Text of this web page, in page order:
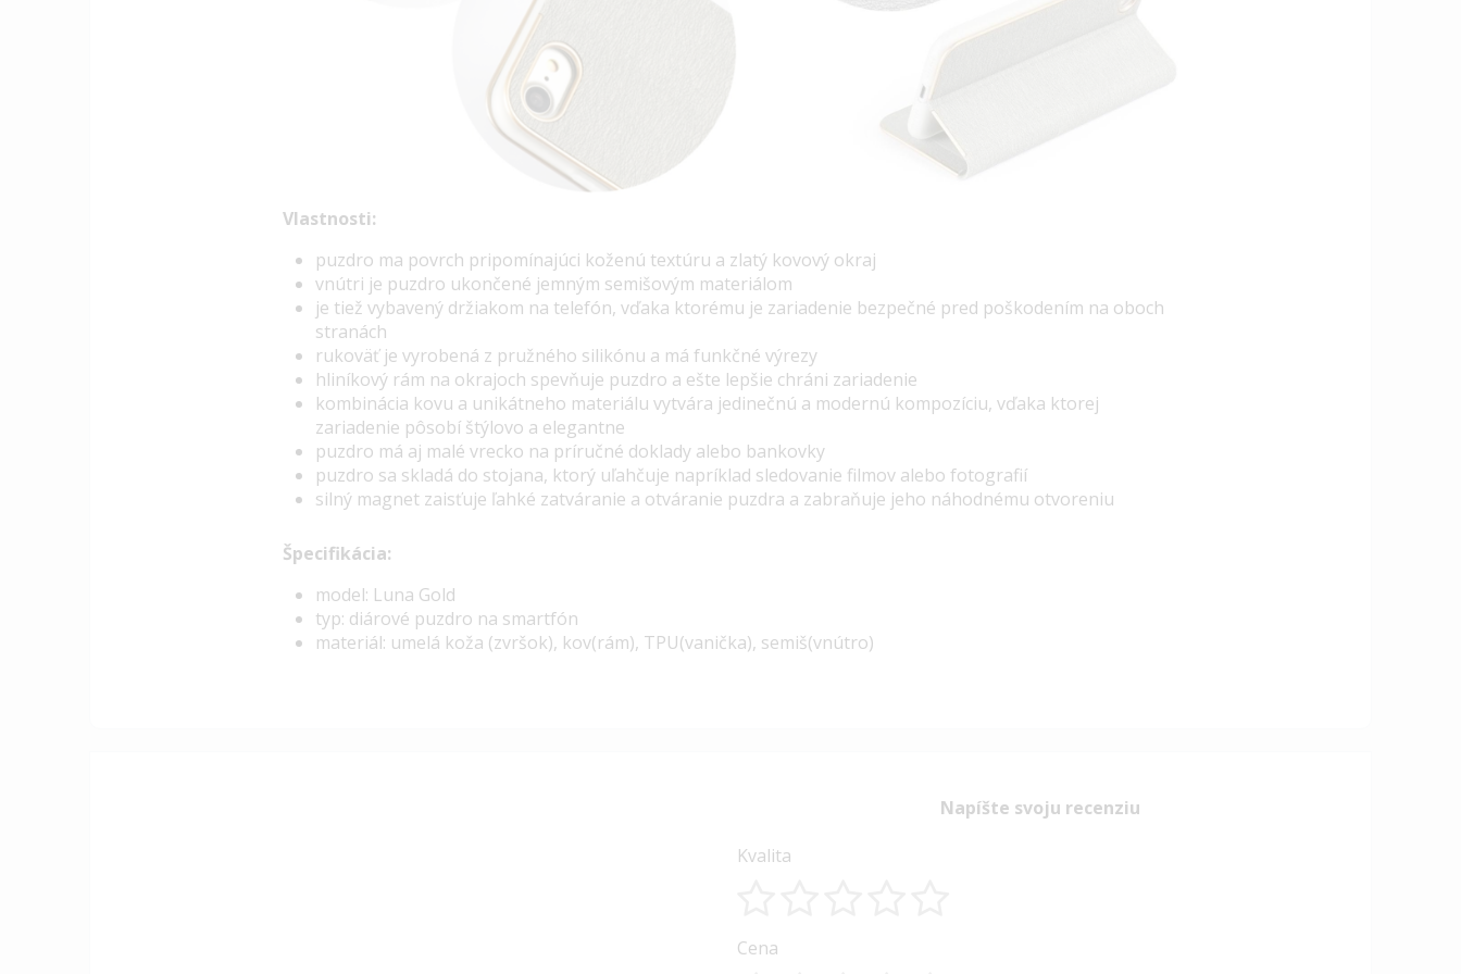
Vlastnosti:
puzdro ma povrch pripomínajúci koženú textúru a zlatý kovový okraj
vnútri je puzdro ukončené jemným semišovým materiálom
je tiež vybavený držiakom na telefón, vďaka ktorému je zariadenie bezpečné pred poškodením na oboch
stranách
rukoväť je vyrobená z pružného silikónu a má funkčné výrezy
hliníkový rám na okrajoch spevňuje puzdro a ešte lepšie chráni zariadenie
kombinácia kovu a unikátneho materiálu vytvára jedinečnú a modernú kompozíciu, vďaka ktorej
zariadenie pôsobí štýlovo a elegantne
puzdro má aj malé vrecko na príručné doklady alebo bankovky
puzdro sa skladá do stojana, ktorý uľahčuje napríklad sledovanie filmov alebo fotografií
silný magnet zaisťuje ľahké zatváranie a otváranie puzdra a zabraňuje jeho náhodnému otvoreniu
Špecifikácia:
model: Luna Gold
typ: diárové puzdro na smartfón
materiál: umelá koža (zvršok), kov(rám), TPU(vanička), semiš(vnútro)
Napíšte svoju recenziu
Kvalita
star
stars
stars
stars
stars
Cena